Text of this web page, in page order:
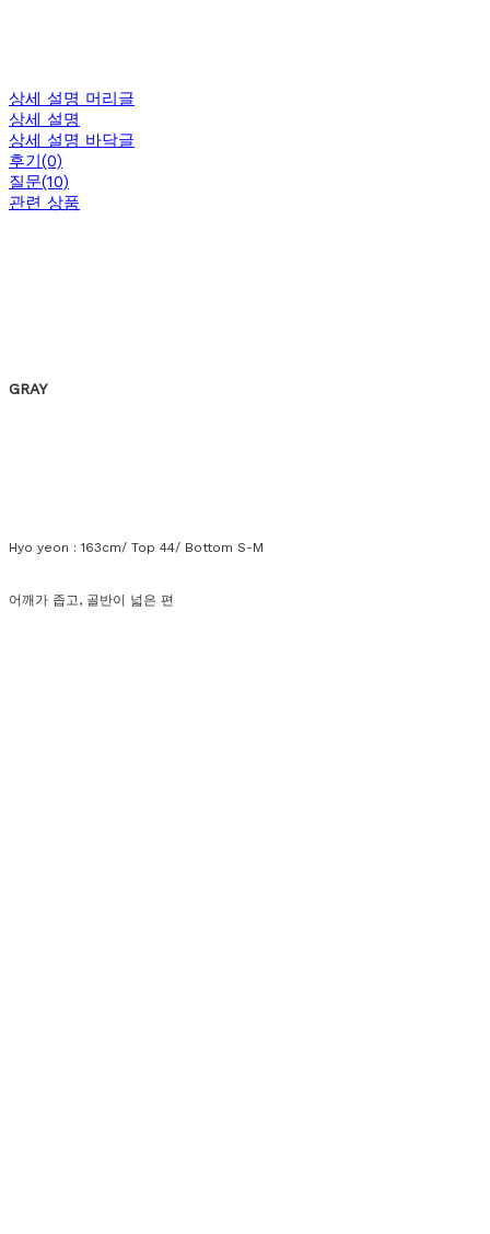
상세 설명 머리글
상세 설명
상세 설명 바닥글
후기(0)
질문(10)
관련 상품
GRAY
Hyo yeon : 163cm/ Top 44/ Bottom S-M
어깨가 좁고, 골반이 넓은 편